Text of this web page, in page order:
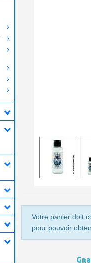
Votre panier doit
pour pouvoir